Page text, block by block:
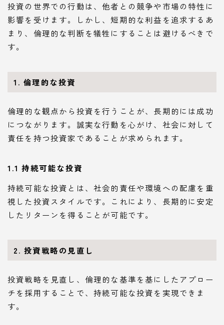
投資の世界での行動は、他者との競争や市場の特性に
影響を受けます。しかし、短期的な利益を追求するあ
まり、倫理的な判断を犠牲にすることは避けるべきで
す。
1. 倫理的な投資
倫理的な観点から投資を行うことが、長期的には成功
につながります。誠実な行動を心がけ、社会に対して
責任を持つ投資家であることが求められます。
1.1 持続可能な投資
持続可能な投資とは、社会的責任や環境への配慮を重
視した投資スタイルです。これにより、長期的に安定
したリターンを得ることが可能です。
2. 投資戦略の見直し
投資戦略を見直し、倫理的な基準を基にしたアプロー
チを採用することで、持続可能な投資を実現できま
す。